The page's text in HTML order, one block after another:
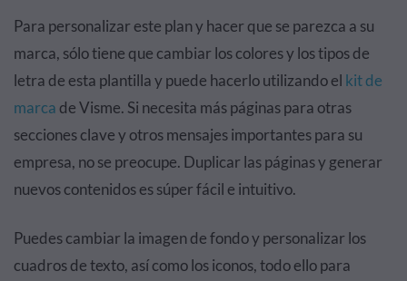
Para personalizar este plan y hacer que se parezca a su
marca, sólo tiene que cambiar los colores y los tipos de
letra de esta plantilla y puede hacerlo utilizando el kit de
marca de Visme. Si necesita más páginas para otras
secciones clave y otros mensajes importantes para su
empresa, no se preocupe. Duplicar las páginas y generar
nuevos contenidos es súper fácil e intuitivo.
Puedes cambiar la imagen de fondo y personalizar los
cuadros de texto, así como los iconos, todo ello para